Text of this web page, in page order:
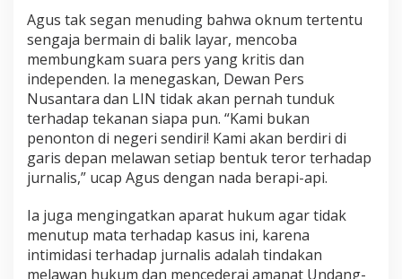
K
a
l
a
r
Agus tak segan menuding bahwa oknum tertentu
sengaja bermain di balik layar, mencoba
membungkam suara pers yang kritis dan
independen. Ia menegaskan, Dewan Pers
Nusantara dan LIN tidak akan pernah tunduk
terhadap tekanan siapa pun. “Kami bukan
penonton di negeri sendiri! Kami akan berdiri di
garis depan melawan setiap bentuk teror terhadap
jurnalis,” ucap Agus dengan nada berapi-api.
Ia juga mengingatkan aparat hukum agar tidak
menutup mata terhadap kasus ini, karena
intimidasi terhadap jurnalis adalah tindakan
melawan hukum dan mencederai amanat Undang-